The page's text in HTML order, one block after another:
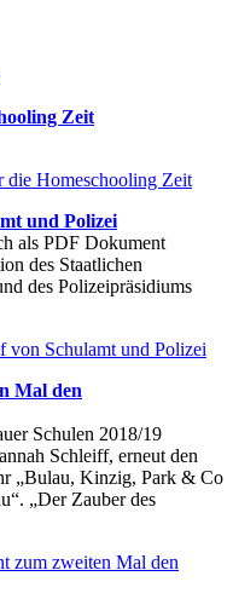
Zeit
die Homeschooling Zeit
und Polizei
als PDF Dokument
des Staatlichen
des Polizeipräsidiums
von Schulamt und Polizei
Mal den
Schulen 2018/19
Schleiff, erneut den
„Bulau, Kinzig, Park & Co
„Der Zauber des
zum zweiten Mal den